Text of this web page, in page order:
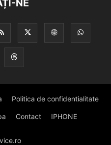
NE
Politica de confidentialitate
Contact IPHONE